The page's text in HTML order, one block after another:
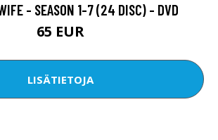
- SEASON 1-7 (24 DISC) - DVD
65 EUR
LISÄTIETOJA